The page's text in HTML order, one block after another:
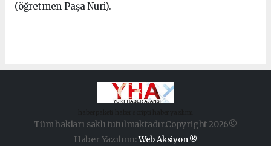
(öğretmen Paşa Nuri).
Tüm hakları saklı tutulmaktadır.Copyright 2026©
Haber Yazılımı:Web Aksiyon ®